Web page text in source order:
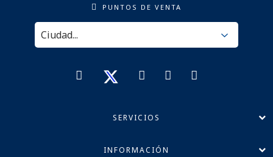
PUNTOS DE VENTA
SERVICIOS
INFORMACIÓN